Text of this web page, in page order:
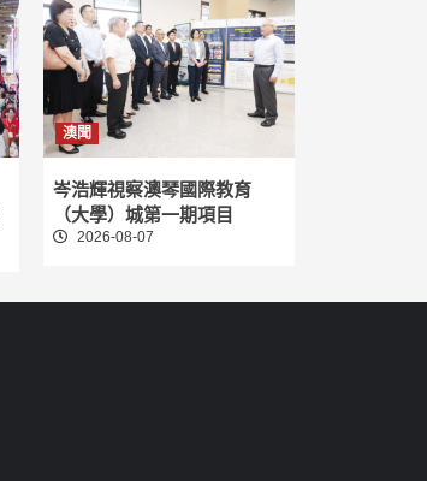
澳聞
岑浩輝視察澳琴國際教育
（大學）城第一期項目
2026-08-07